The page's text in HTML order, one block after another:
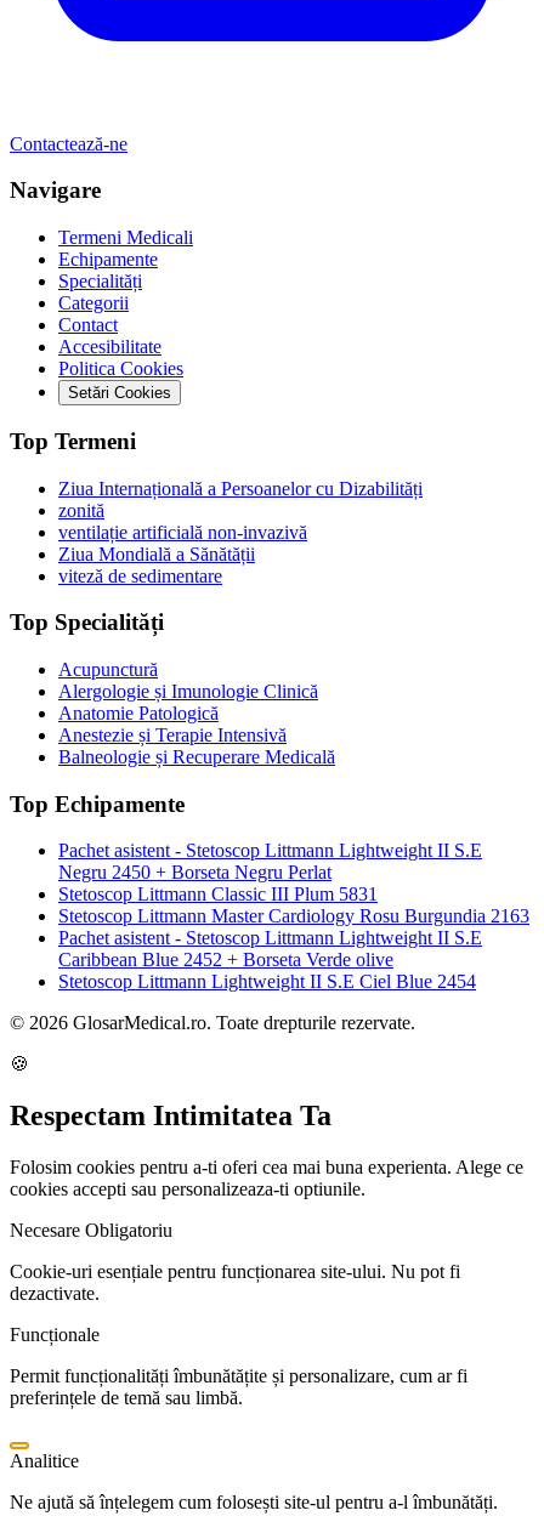
Contactează-ne
Navigare
Termeni Medicali
Echipamente
Specialități
Categorii
Contact
Accesibilitate
Politica Cookies
Setări Cookies
Top Termeni
Ziua Internațională a Persoanelor cu Dizabilități
zonită
ventilație artificială non-invazivă
Ziua Mondială a Sănătății
viteză de sedimentare
Top Specialități
Acupunctură
Alergologie și Imunologie Clinică
Anatomie Patologică
Anestezie și Terapie Intensivă
Balneologie și Recuperare Medicală
Top Echipamente
Pachet asistent - Stetoscop Littmann Lightweight II S.E
Negru 2450 + Borseta Negru Perlat
Stetoscop Littmann Classic III Plum 5831
Stetoscop Littmann Master Cardiology Rosu Burgundia 2163
Pachet asistent - Stetoscop Littmann Lightweight II S.E
Caribbean Blue 2452 + Borseta Verde olive
Stetoscop Littmann Lightweight II S.E Ciel Blue 2454
© 2026 GlosarMedical.ro. Toate drepturile rezervate.
🍪
Respectam Intimitatea Ta
Folosim cookies pentru a-ti oferi cea mai buna experienta. Alege ce
cookies accepti sau personalizeaza-ti optiunile.
Necesare Obligatoriu
Cookie-uri esențiale pentru funcționarea site-ului. Nu pot fi
dezactivate.
Funcționale
Permit funcționalități îmbunătățite și personalizare, cum ar fi
preferințele de temă sau limbă.
Analitice
Ne ajută să înțelegem cum folosești site-ul pentru a-l îmbunătăți.